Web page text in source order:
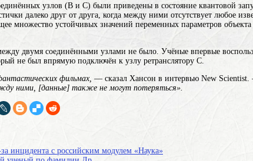
узлов (В и C) были приведены в состояние квантовой
далеко друг от друга, когда между ними отсутствует любое
множество устойчивых значений переменных параметров объекта
двумя соединёнными узлами не было. Учёные впервые
не был впрямую подключён к узлу ретранслятору C.
фильмах, — сказал Хансон в интервью New
ними, [данные] также не могут потеряться».
инцидента с российским модулем «Наука»